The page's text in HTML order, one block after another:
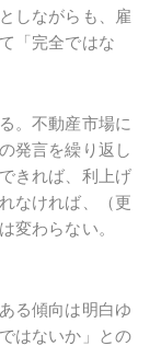
しながらも、雇
「完全ではな
。不動産市場に
発言を繰り返し
きれば、利上げ
なければ、（更
変わらない。
る傾向は明白ゆ
はないか」との